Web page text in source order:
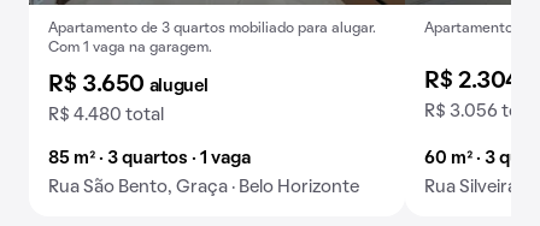
Apartamento de 3 quartos mobiliado para alugar.
Com 1 vaga na garagem.
R$ 3.650 aluguel
R$ 4.480 total
85 m² · 3 quartos · 1 vaga
Rua São Bento, Graça · Belo Horizonte
Apartamento
R$ 2.304
R$ 3.056 total
60 m² · 3
Rua Silveira,